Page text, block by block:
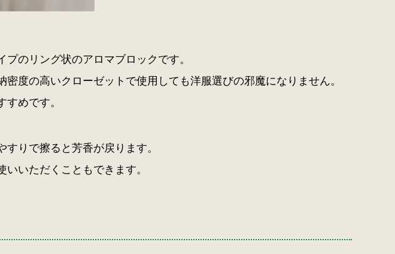
のリング状のアロマブロックです。
度の高いクローゼットで使用しても洋服選びの邪魔になりません。
めです。
りで擦ると芳香が戻ります。
いただくこともできます。